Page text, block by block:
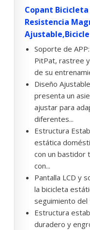
Copant
Resistencia
Soporte de
PitPat, rastree
de su
Diseño
presenta un
ajustar para
diferentes...
Estructura
estática
con un bastidor
con...
Pantalla LCD y
la bicicleta
seguimiento del
Estructura
duradero y